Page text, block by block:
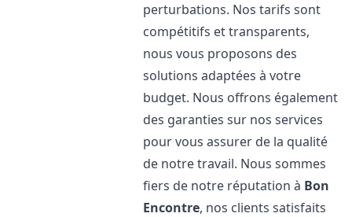
perturbations. Nos tarifs sont
compétitifs et transparents,
nous vous proposons des
solutions adaptées à votre
budget. Nous offrons également
des garanties sur nos services
pour vous assurer de la qualité
de notre travail. Nous sommes
fiers de notre réputation à Bon
Encontre, nos clients satisfaits